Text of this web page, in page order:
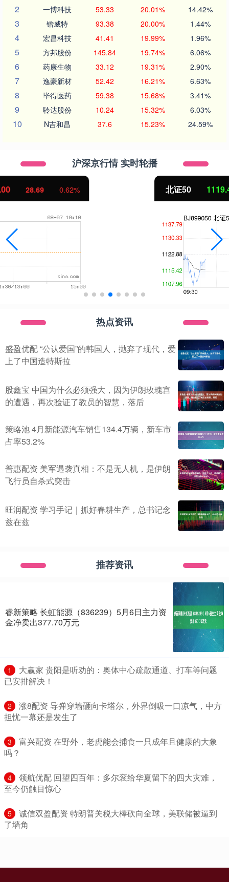
2 一博科技 53.33 20.01% 14.42%
3 锴威特 93.38 20.00% 1.44%
4 宏昌科技 41.41 19.99% 1.96%
5 方邦股份 145.84 19.74% 6.06%
6 药康生物 33.12 19.31% 2.90%
7 逸豪新材 52.42 16.21% 6.63%
8 毕得医药 59.38 15.68% 3.41%
9 聆达股份 10.24 15.32% 6.03%
10 N吉和昌 37.6 15.23% 24.59%
沪深京行情 实时轮播
北证50 -0.31%
热点资讯
盛盈优配 “公认爱国”的韩国人，抛弃了现代，爱
上了中国造特斯拉
股鑫宝 中国为什么必须强大，因为伊朗玫瑰宫
的遭遇，再次验证了教员的智慧，落后
策略池 4月新能源汽车销售134.4万辆，新车市
占率53.2%
普惠配资 美军遇袭真相：不是无人机，是伊朗
飞行员自杀式突击
旺润配资 学习手记｜抓好春耕生产，总书记念
兹在兹
推荐资讯
睿新策略 长虹能源（836239）5月6日主力资
金净卖出377.70万元
1
​大赢家 贵阳是听劝的：奥体中心疏散通道、打车等问题
已安排解决！
2
​涨8配资 导弹穿墙砸向卡塔尔，外界倒吸一口凉气，中方
担忧一幕还是发生了
3
​富兴配资 在野外，老虎能会捕食一只成年且健康的大象
吗？
4
​领航优配 回望四百年：多尔衮给华夏留下的四大灾难，
至今仍触目惊心
5
​诚信双盈配资 特朗普关税大棒砍向全球，美联储被逼到
了墙角